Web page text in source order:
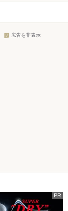
広告を非表示
PR